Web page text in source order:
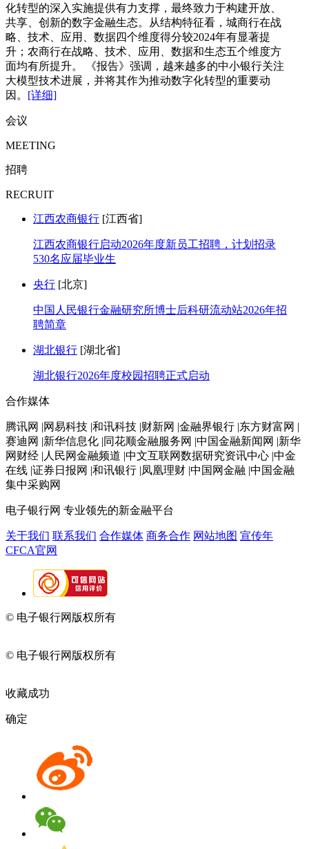
化转型的深入实施提供有力支撑，最终致力于构建开放、
共享、创新的数字金融生态。从结构特征看，城商行在战
略、技术、应用、数据四个维度得分较2024年有显著提
升；农商行在战略、技术、应用、数据和生态五个维度方
面均有所提升。 《报告》强调，越来越多的中小银行关注
大模型技术进展，并将其作为推动数字化转型的重要动
因。 [详细]
会议
MEETING
招聘
RECRUIT
江西农商银行 [江西省]
江西农商银行启动2026年度新员工招聘，计划招录
530名应届毕业生
央行 [北京]
中国人民银行金融研究所博士后科研流动站2026年招
聘简章
湖北银行 [湖北省]
湖北银行2026年度校园招聘正式启动
合作媒体
腾讯网 |网易科技 |和讯科技 |财新网 |金融界银行 |东方财富网 |
赛迪网 |新华信息化 |同花顺金融服务网 |中国金融新闻网 |新华
网财经 |人民网金融频道 |中文互联网数据研究资讯中心 |中金
在线 |证券日报网 |和讯银行 |凤凰理财 |中国网金融 |中国金融
集中采购网
电子银行网 专业领先的新金融平台
关于我们 联系我们 合作媒体 商务合作 网站地图 宣传年
CFCA官网
© 电子银行网版权所有
© 电子银行网版权所有
收藏成功
确定